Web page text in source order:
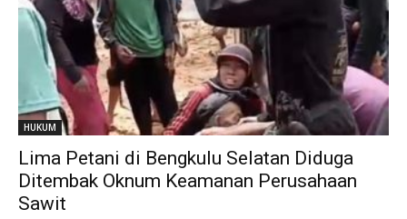
HUKUM
Lima Petani di Bengkulu Selatan Diduga
Ditembak Oknum Keamanan Perusahaan
Sawit